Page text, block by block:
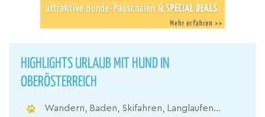
HIGHLIGHTS URLAUB MIT HUND IN
OBERÖSTERREICH
Wandern, Baden, Skifahren, Langlaufen…